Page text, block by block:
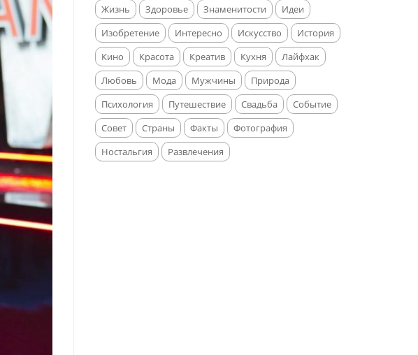
Жизнь
Здоровье Знаменитости
Идеи
Изобретение
Интересно Искусство
История
Кино
Красота Креатив Кухня
Лайфхак
Любовь
Мода Мужчины
Природа
Психология
Путешествие Свадьба
Событие
Совет
Страны Факты
Фотография
Ностальгия
Развлечения